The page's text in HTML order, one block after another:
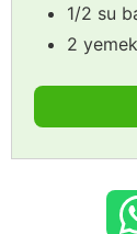
1/2 su
2